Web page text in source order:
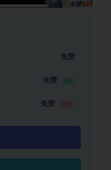
免费
免费 6折
免费